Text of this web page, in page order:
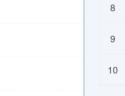
8
9
10